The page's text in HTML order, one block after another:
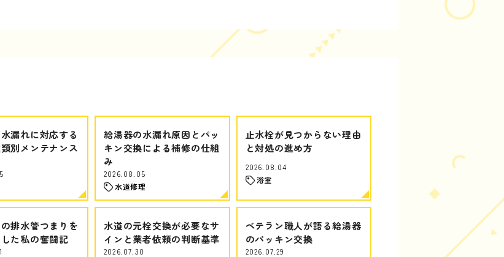
漏れに対応する
別メンテナンス
給湯器の水漏れ原因とパッ
キン交換による補修の仕組
み
2026.08.05
水道修理
止水栓が見つからない理由
と対処の進め方
2026.08.04
浴室
排水管つまりを
た私の奮闘記
水道の元栓交換が必要なサ
インと業者依頼の判断基準
2026.07.30
ベテラン職人が語る給湯器
のパッキン交換
2026.07.29